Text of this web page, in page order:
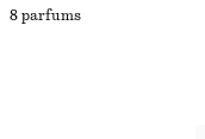
8 parfums